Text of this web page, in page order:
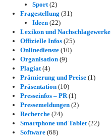
Sport(2)
Fragestellung (31)
Ideen (22)
Lexikon und Nachschlagewerke
Offizielle Infos (25)
Onlinedienste (10)
Organisation (9)
Plagiat(4)
Prämierung und Preise (1)
Präsentation (10)
Presseinfos – PR(1)
Pressemeldungen (2)
Recherche (24)
Smartphone und Tablet(22)
Software (68)